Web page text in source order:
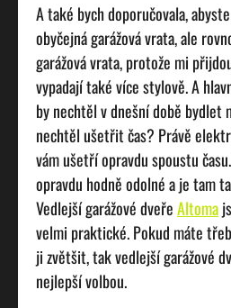
A také bych doporučovala,
obyčejná garážová vrata, ale
garážová vrata, protože mi
vypadají také více stylově. A
by nechtěl v dnešní době bydlet
nechtěl ušetřit čas? Právě
vám ušetří opravdu spoustu
opravdu hodně odolné a je tam
Vedlejší garážové dveřeAltoma
velmi praktické. Pokud máte
ji zvětšit, tak vedlejší garážové
nejlepší volbou.